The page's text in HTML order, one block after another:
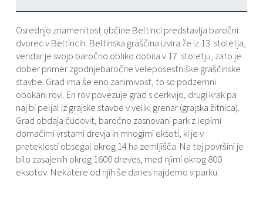
Osrednjo znamenitost občine Beltinci predstavlja baročni
dvorec v Beltincih. Beltinska graščina izvira že iz 13. stoletja,
vendar je svojo baročno obliko dobila v 17. stoletju, zato je
dober primer zgodnjebaročne veleposestniške graščinske
stavbe. Grad ima še eno zanimivost, to so podzemni
obokani rovi. En rov povezuje grad s cerkvijo, drugi krak pa
naj bi peljal iz grajske stavbe v veliki grenar (grajska žitnica).
Grad obdaja čudovit, baročno zasnovani park z lepimi
domačimi vrstami drevja in mnogimi eksoti, ki je v
preteklosti obsegal okrog 14 ha zemljišča. Na tej površini je
bilo zasajenih okrog 1600 dreves, med njimi okrog 800
eksotov. Nekatere od njih še danes najdemo v parku.
Informacije javnega značaja
Občinski predpisi
Galerija slik
Prostorski akti
Projekti občine